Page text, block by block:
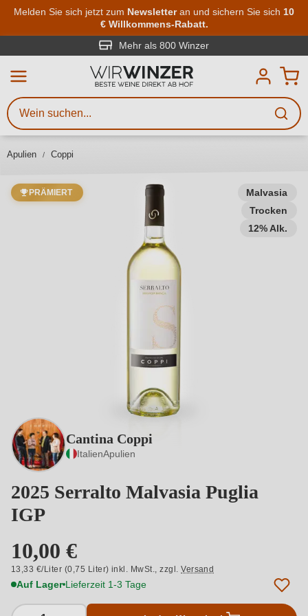
Zum Hauptinhalt springen
Melden Sie sich jetzt zum Newsletteran und sichern Sie sich 10
€ Willkommens-Rabatt.
Mehr als 800 Winzer
Apulien Coppi
Malvasia
Trocken
12% Alk.
PRÄMIERT
Cantina Coppi
ItalienApulien
2025 Serralto Malvasia Puglia
IGP
10,00 €
13,33 €/Liter (0,75 Liter) inkl. MwSt.,zzgl.Versand
Auf Lager Lieferzeit 1-3 Tage
Weinsuche
Mindestens 3 Zeichen eingeben
Beschreiben Sie, welchen Wein
Sie suchen – ob nach Geschmack,